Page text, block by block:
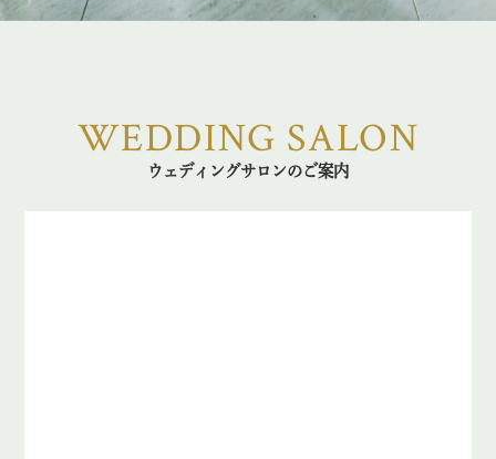
WEDDING SALON
ウェディングサロンのご案内